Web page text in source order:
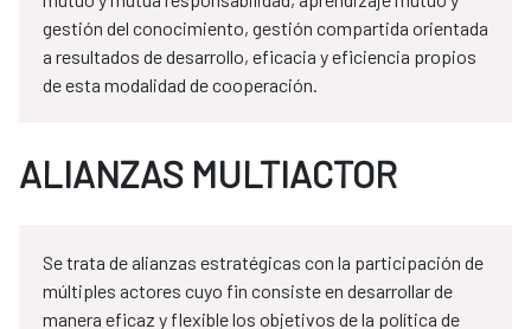
gestión del conocimiento, gestión compartida orientada
a resultados de desarrollo, eficacia y eficiencia propios
de esta modalidad de cooperación.
ALIANZAS MULTIACTOR
Se trata de alianzas estratégicas con la participación de
múltiples actores cuyo fin consiste en desarrollar de
manera eficaz y flexible los objetivos de la política de